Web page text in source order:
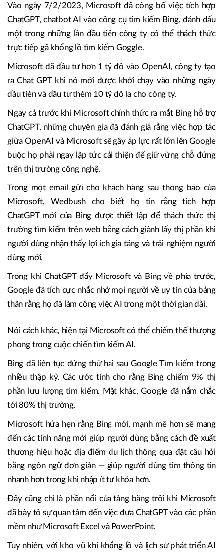
Vào ngày 7/2/2023, Microsoft đã công bố việc tích hợp
ChatGPT, chatbot AI vào công cụ tìm kiếm Bing, đánh dấu
một trong những lần đầu tiên công ty có thể thách thức
trực tiếp gã khổng lồ tìm kiếm Goggle.
Microsoft đã đầu tư hơn 1 tỷ đô vào OpenAI, công ty tạo
ra Chat GPT khi nó mới được khởi chạy vào những ngày
đầu tiên và đầu tư thêm 10 tỷ đô la cho công ty.
Ngay cả trước khi Microsoft chính thức ra mắt Bing hỗ trợ
ChatGPT, những chuyên gia đã đánh giá rằng việc hợp tác
giữa OpenAI và Microsoft sẽ gây áp lực rất lớn lên Google
buộc họ phải ngay lập tức cải thiện để giữ vững chỗ đứng
trên thị trường công nghệ.
Trong một email gửi cho khách hàng sau thông báo của
Microsoft, Wedbush cho biết họ tin rằng tích hợp
ChatGPT mới của Bing được thiết lập để thách thức thị
trường tìm kiếm trên web bằng cách giành lấy thị phần khi
người dùng nhận thấy lợi ích gia tăng và trải nghiệm người
dùng mới.
Trong khi ChatGPT đẩy Microsoft và Bing về phía trước,
Google đã tích cực nhắc nhở mọi người về uy tín của bảng
thân rằng họ đã làm công việc AI trong một thời gian dài.
Nói cách khác, hiện tại Microsoft có thể chiếm thế thượng
phong trong cuộc chiến tìm kiếm AI.
Bing đã liên tục đứng thứ hai sau Google Tìm kiếm trong
nhiều thập kỷ. Các ước tính cho rằng Bing chiếm 9% thị
phần lưu lượng tìm kiếm. Mặt khác, Google đã nắm chắc
tới 80% thị trường.
Microsoft hứa hẹn rằng Bing mới, mạnh mẽ hơn sẽ mang
đến các tính năng mới giúp người dùng bằng cách đề xuất
thương hiệu hoặc địa điểm du lịch thông qua đặt câu hỏi
bằng ngôn ngữ đơn giản — giúp người dùng tìm thông tin
nhanh hơn trong khi nhập ít từ khóa hơn.
Đây cũng chỉ là phần nổi của tảng băng trôi khi Microsoft
đã bày tỏ sự quan tâm đến việc đưa ChatGPT vào các phần
mềm như Microsoft Excel và PowerPoint.
Tuy nhiên, với kho vũ khí khổng lồ và lịch sử phát triển AI